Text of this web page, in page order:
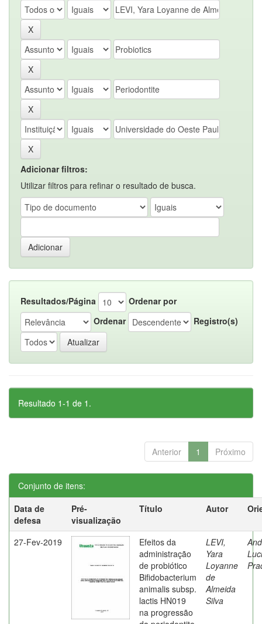
Adicionar filtros:
Utilizar filtros para refinar o resultado de busca.
Resultados/Página
Ordenar por
Ordenar
Registro(s)
Resultado 1-1 de 1.
Anterior 1 Próximo
Conjunto de itens:
Data de
defesa
Pré-
visualização
Título Autor
27-Fev-2019
Efeitos da
administração
de probiótico
Bifidobacterium
animalis subsp.
lactis HN019
na progressão
LEVI,
Yara
Loyanne
de
Almeida
Silva